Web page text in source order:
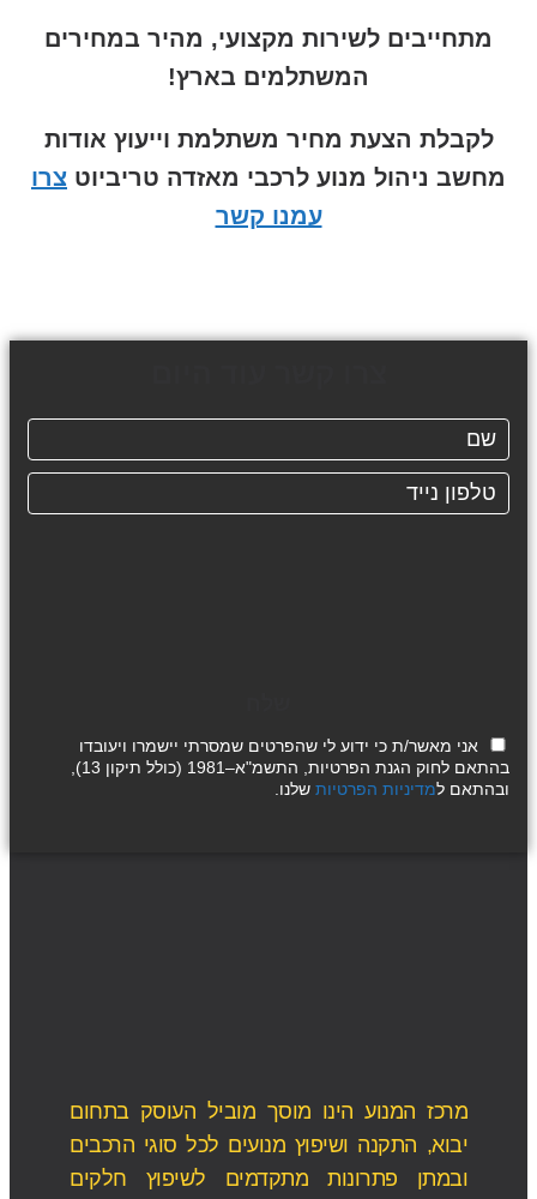
מתחייבים לשירות מקצועי, מהיר במחירים
המשתלמים בארץ!
לקבלת הצעת מחיר משתלמת וייעוץ אודות
מחשב ניהול מנוע לרכבי מאזדה טריביוט צרו
עמנו קשר
אני מאשר/ת כי ידוע לי שהפרטים שמסרתי יישמרו ויעובדו
בהתאם לחוק הגנת הפרטיות, התשמ"א–1981 (כולל תיקון 13),
ובהתאם למדיניות הפרטיות שלנו.
מרכז המנוע הינו מוסך מוביל העוסק בתחום
יבוא, התקנה ושיפוץ מנועים לכל סוגי הרכבים
ובמתן פתרונות מתקדמים לשיפוץ חלקים